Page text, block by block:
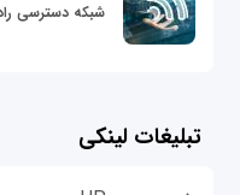
شبکه دسترسی
تبلیغات لینکی